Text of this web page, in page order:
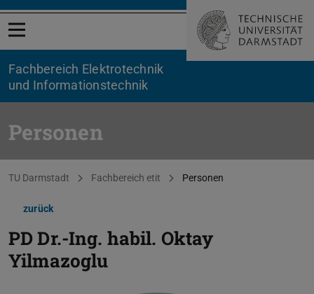
Menü öffnen
Fachbereich Elektrotechnik
und Informationstechnik
Personen
Sie befinden sich hier:
TU Darmstadt Fachbereich etit Personen
zurück
PD Dr.-Ing. habil. Oktay
Yilmazoglu